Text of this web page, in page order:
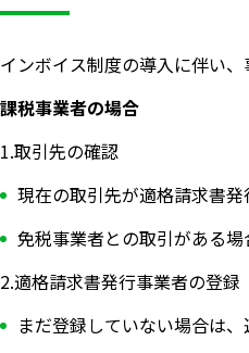
インボイス制度の導入に伴い
課税事業者の場合
1.取引先の確認
現在の取引先が適格請求書
免税事業者との取引がある
2.適格請求書発行事業者の登録
まだ登録していない場合は